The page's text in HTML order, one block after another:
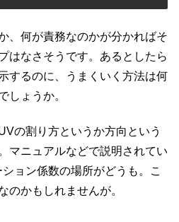
、何が責務なのかが分かればそ
はなさそうです。あるとしたら
するのに、うまくいく方法は何
しょうか。
の割り方というか方向という
マニュアルなどで説明されてい
ョン係数の場所がどうも。こ
のかもしれませんが。